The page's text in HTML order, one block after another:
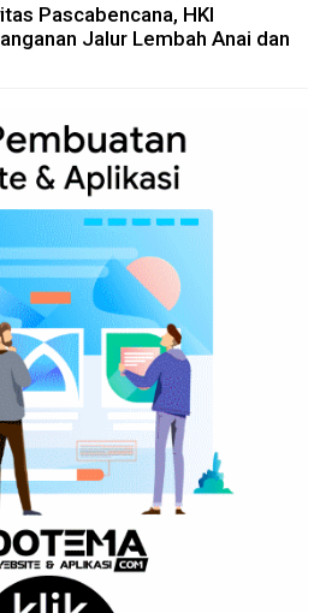
Pascabencana, HKI
Jalur Lembah Anai dan